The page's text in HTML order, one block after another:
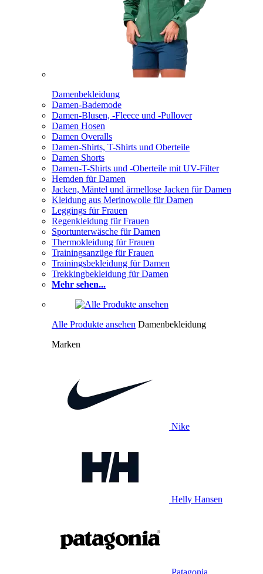
Damenbekleidung
Damen-Bademode
Damen-Blusen, -Fleece und -Pullover
Damen Hosen
Damen Overalls
Damen-Shirts, T-Shirts und Oberteile
Damen Shorts
Damen-T-Shirts und -Oberteile mit UV-Filter
Hemden für Damen
Jacken, Mäntel und ärmellose Jacken für Damen
Kleidung aus Merinowolle für Damen
Leggings für Frauen
Regenkleidung für Frauen
Sportunterwäsche für Damen
Thermokleidung für Frauen
Trainingsanzüge für Frauen
Trainingsbekleidung für Damen
Trekkingbekleidung für Damen
Mehr sehen...
Alle Produkte ansehen Damenbekleidung
Marken
Nike
Helly Hansen
Patagonia